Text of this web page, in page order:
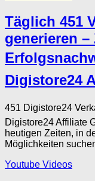
Täglich 451
generieren
Digistore24
451 Digistore24
Digistore24
heutigen Zeiten, in
Möglichkeiten
Youtube Videos